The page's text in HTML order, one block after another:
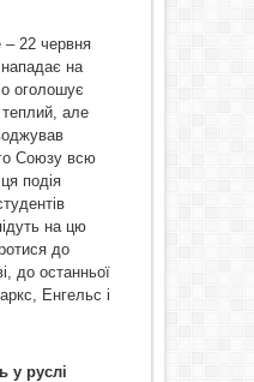
– 22 червня
на
оголошує
теплий, але
Союзу всю
подія
на цю
до
до останньої
Енгельс і
у руслі